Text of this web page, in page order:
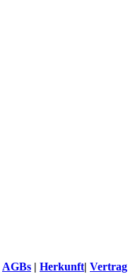
AGBs | Herkunft| Vertrag